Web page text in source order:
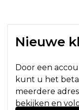
Nieuwe
Door een
kunt u het
meerdere
bekijken en